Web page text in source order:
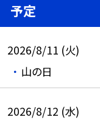
予定
2026/8/11 (火)
山の日
2026/8/12 (水)